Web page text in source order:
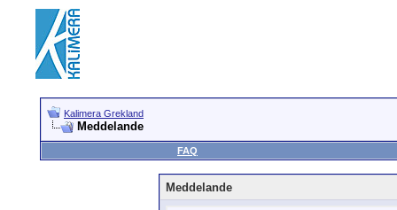
Kalimera Grekland
Meddelande
FAQ
Meddelande